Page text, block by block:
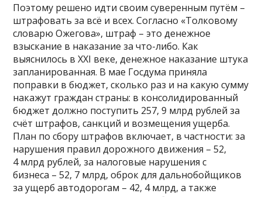
Поэтому решено идти своим суверенным путём –
штрафовать за всё и всех. Согласно «Толковому
словарю Ожегова», штраф – это денежное
взыскание в наказание за что-либо. Как
выяснилось в XXI веке, денежное наказание штука
запланированная. В мае Госдума приняла
поправки в бюджет, сколько раз и на какую сумму
накажут граждан страны: в консолидированный
бюджет должно поступить 257, 9 млрд рублей за
счёт штрафов, санкций и возмещения ущерба.
План по сбору штрафов включает, в частности: за
нарушения правил дорожного движения – 52,
4 млрд рублей, за налоговые нарушения с
бизнеса – 52, 7 млрд, оброк для дальнобойщиков
за ущерб автодорогам – 42, 4 млрд, а также